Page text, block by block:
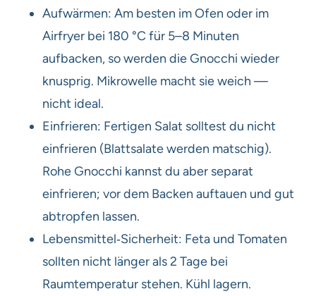
Aufwärmen: Am besten im Ofen oder im
Airfryer bei 180 °C für 5–8 Minuten
aufbacken, so werden die Gnocchi wieder
knusprig. Mikrowelle macht sie weich —
nicht ideal.
Einfrieren: Fertigen Salat solltest du nicht
einfrieren (Blattsalate werden matschig).
Rohe Gnocchi kannst du aber separat
einfrieren; vor dem Backen auftauen und gut
abtropfen lassen.
Lebensmittel‑Sicherheit: Feta und Tomaten
sollten nicht länger als 2 Tage bei
Raumtemperatur stehen. Kühl lagern.